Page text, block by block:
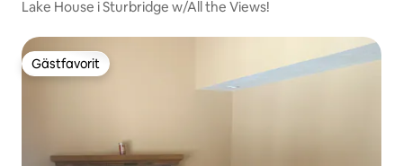
Lake House i Sturbridge w/All the Views!
Gästfavorit
Gästfavorit